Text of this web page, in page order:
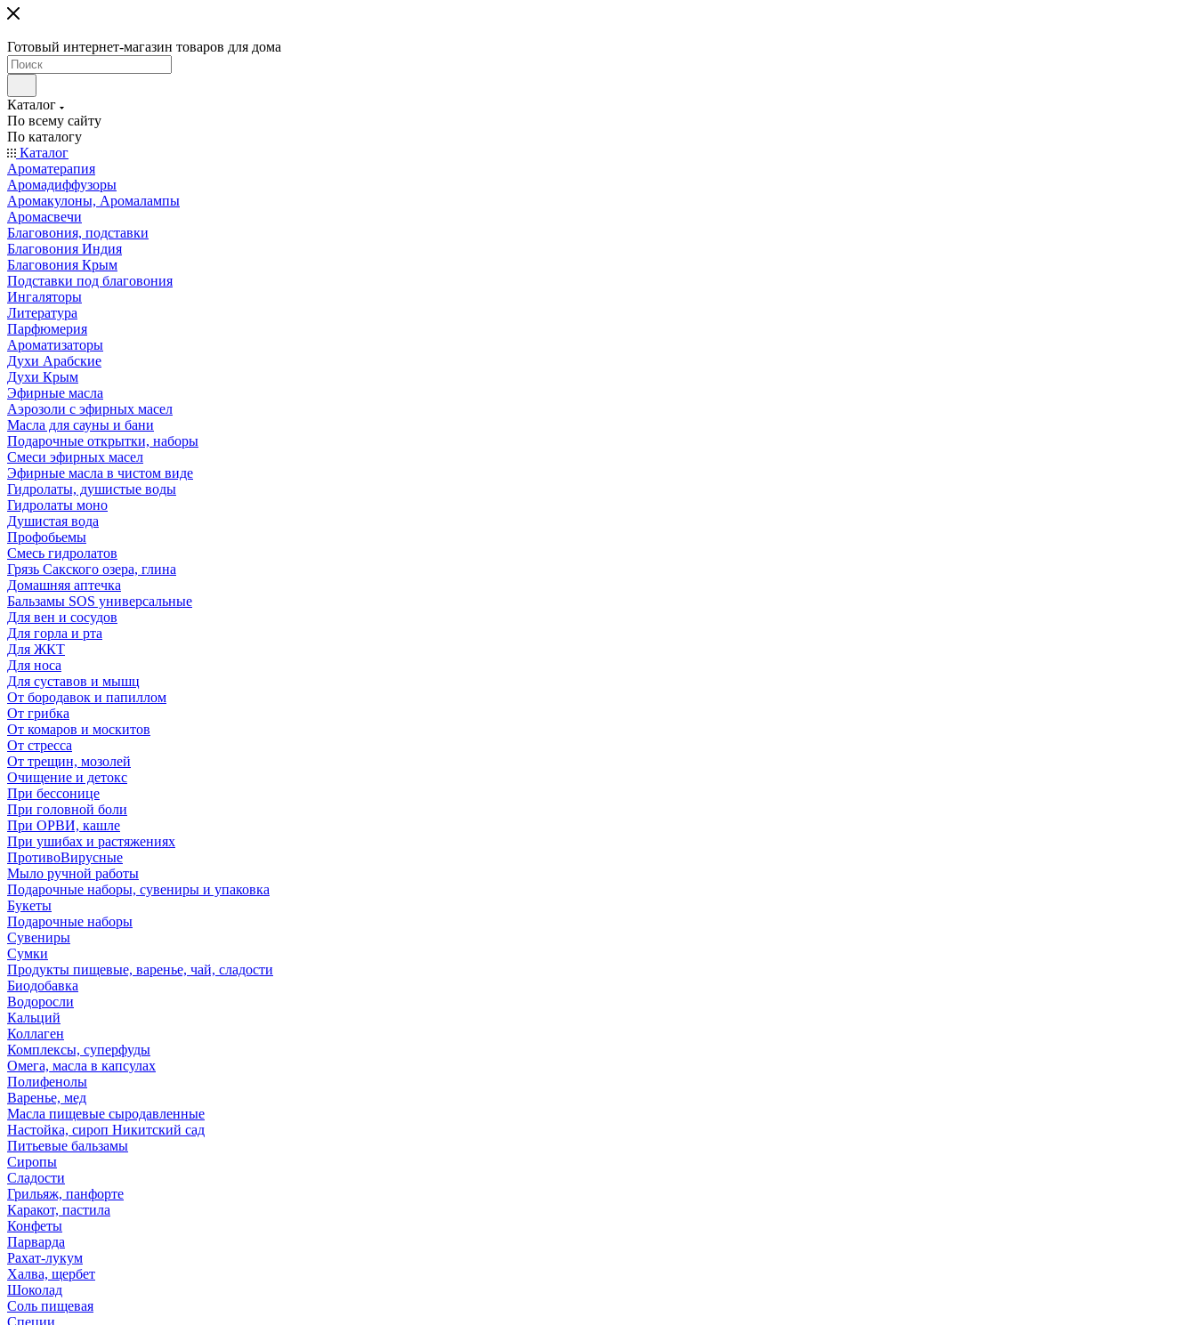
Готовый интернет-магазин товаров для дома
Каталог
По всему сайту
По каталогу
Каталог
Ароматерапия
Аромадиффузоры
Аромакулоны, Аромалампы
Аромасвечи
Благовония, подставки
Благовония Индия
Благовония Крым
Подставки под благовония
Ингаляторы
Литература
Парфюмерия
Ароматизаторы
Духи Арабские
Духи Крым
Эфирные масла
Аэрозоли с эфирных масел
Масла для сауны и бани
Подарочные открытки, наборы
Смеси эфирных масел
Эфирные масла в чистом виде
Гидролаты, душистые воды
Гидролаты моно
Душистая вода
Профобьемы
Смесь гидролатов
Грязь Сакского озера, глина
Домашняя аптечка
Бальзамы SOS универсальные
Для вен и сосудов
Для горла и рта
Для ЖКТ
Для носа
Для суставов и мышц
От бородавок и папиллом
От грибка
От комаров и москитов
От стресса
От трещин, мозолей
Очищение и детокс
При бессонице
При головной боли
При ОРВИ, кашле
При ушибах и растяжениях
ПротивоВирусные
Мыло ручной работы
Подарочные наборы, сувениры и упаковка
Букеты
Подарочные наборы
Сувениры
Сумки
Продукты пищевые, варенье, чай, сладости
Биодобавка
Водоросли
Кальций
Коллаген
Комплексы, суперфуды
Омега, масла в капсулах
Полифенолы
Варенье, мед
Масла пищевые сыродавленные
Настойка, сироп Никитский сад
Питьевые бальзамы
Сиропы
Сладости
Грильяж, панфорте
Каракот, пастила
Конфеты
Парварда
Рахат-лукум
Халва, щербет
Шоколад
Соль пищевая
Специи